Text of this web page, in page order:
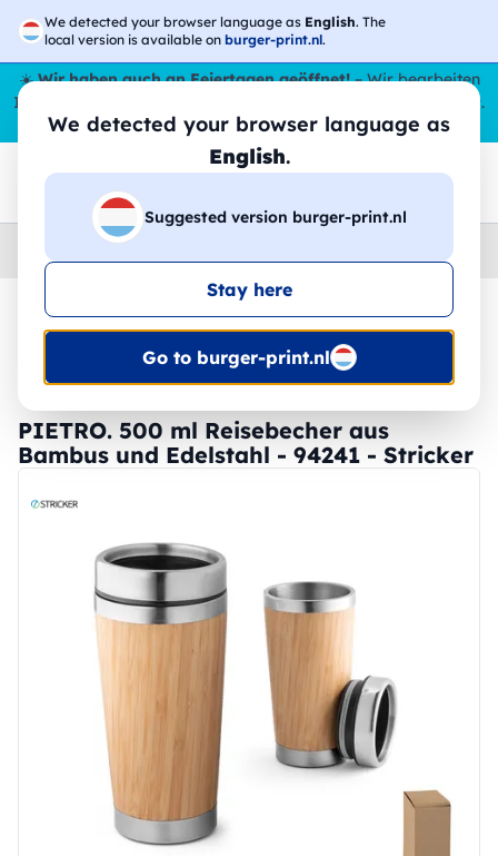
We detected your browser language as English. The
local version is available on burger-print.nl.
We detected your browser language as
English.
Suggested version burger-print.nl
Stay here
Go to burger-print.nl
☀️Wir haben auch an Feiertagen geöffnet!– Wir bearbeiten
Ihre Bestellungen den ganzen Sommer über,
sogar im August.
😎🌴
Home
🔥 -30 % DTF-Druck
PIETRO. 500 ml Reisebecher aus
Bambus und Edelstahl - 94241 - Stricker